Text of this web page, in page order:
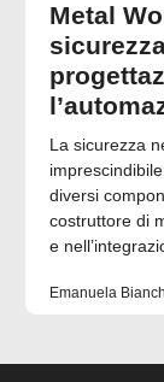
Metal
La sicurezza
diversi
costruttore di
e
Emanuela